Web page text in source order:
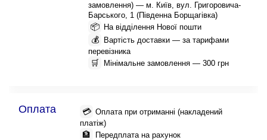
замовлення) — м. Київ, вул. Григоровича-
Барського, 1 (Південна Борщагівка)
📦 На відділення Нової пошти
💰
Вартість доставки — за тарифами
перевізника
🛒 Мінімальне замовлення — 300 грн
Оплата 💳 Оплата при отриманні (накладений
платіж)
🏦 Передплата на рахунок